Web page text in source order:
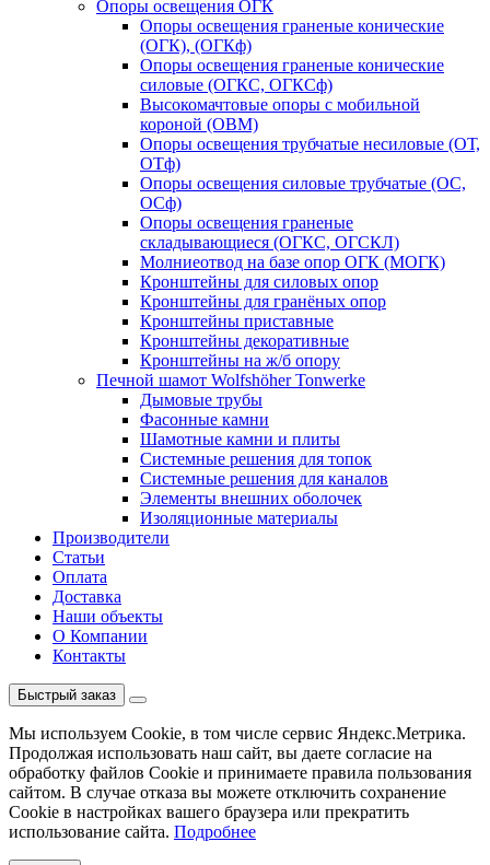
Опоры освещения ОГК
Опоры освещения граненые конические
(ОГК), (ОГКф)
Опоры освещения граненые конические
силовые (ОГКС, ОГКСф)
Высокомачтовые опоры с мобильной
короной (ОВМ)
Опоры освещения трубчатые несиловые (ОТ,
ОТф)
Опоры освещения силовые трубчатые (ОС,
ОСф)
Опоры освещения граненые
складывающиеся (ОГКС, ОГСКЛ)
Молниеотвод на базе опор ОГК (МОГК)
Кронштейны для силовых опор
Кронштейны для гранёных опор
Кронштейны приставные
Кронштейны декоративные
Кронштейны на ж/б опору
Печной шамот Wolfshöher Tonwerke
Дымовые трубы
Фасонные камни
Шамотные камни и плиты
Системные решения для топок
Системные решения для каналов
Элементы внешних оболочек
Изоляционные материалы
Производители
Статьи
Оплата
Доставка
Наши объекты
О Компании
Контакты
Быстрый заказ
Мы используем Cookie, в том числе сервис Яндекс.Метрика.
Продолжая использовать наш сайт, вы даете согласие на
обработку файлов Cookie и принимаете правила пользования
сайтом. В случае отказа вы можете отключить сохранение
Cookie в настройках вашего браузера или прекратить
использование сайта. Подробнее